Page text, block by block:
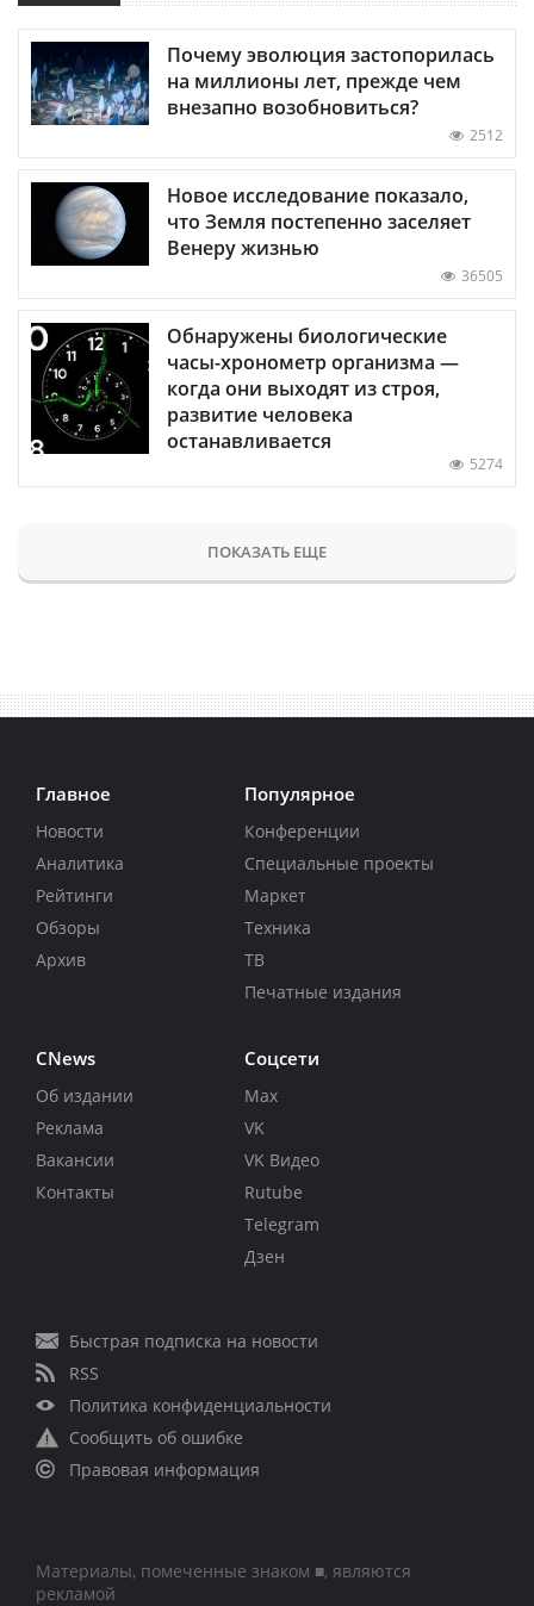
Почему эволюция застопорилась
на миллионы лет, прежде чем
внезапно возобновиться?
2512
Новое исследование показало,
что Земля постепенно заселяет
Венеру жизнью
36505
Обнаружены биологические
часы-хронометр организма —
когда они выходят из строя,
развитие человека
останавливается
5274
ПОКАЗАТЬ ЕЩЕ
Главное
Новости
Аналитика
Рейтинги
Обзоры
Архив
Популярное
Конференции
Специальные проекты
Маркет
Техника
ТВ
Печатные издания
CNews
Об издании
Реклама
Вакансии
Контакты
Соцсети
Max
VK
VK Видео
Rutube
Telegram
Дзен
Быстрая подписка на новости
RSS
Политика конфиденциальности
Сообщить об ошибке
Правовая информация
Материалы, помеченные знаком ■, являются
рекламой